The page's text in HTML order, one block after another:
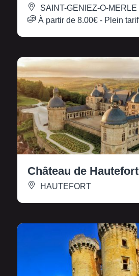
SAINT-GENIEZ-O-MERLE
À partir de 8.00€ - Plein tarif
Château de Hautefort
HAUTEFORT